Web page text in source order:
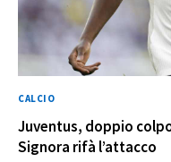
CALCIO
Juventus, doppio
Signora rifà l’attacco